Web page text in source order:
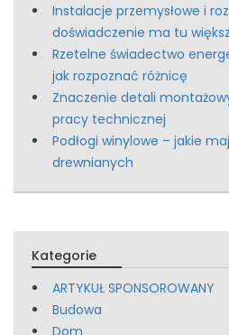
Instalacje przemysłowe i
doświadczenie ma tu
Rzetelne świadectwo
jak rozpoznać różnicę
Znaczenie detali
pracy technicznej
Podłogi winylowe – jakie
drewnianych
Kategorie
ARTYKUŁ SPONSOROWANY
Budowa
Dom